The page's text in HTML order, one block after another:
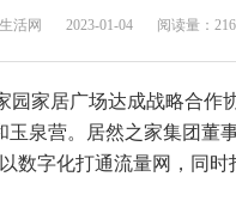
活网 2023-01-04 阅读量：
园家居广场达成战略合作
泉营。居然之家集团董
数字化打通流量网，同时